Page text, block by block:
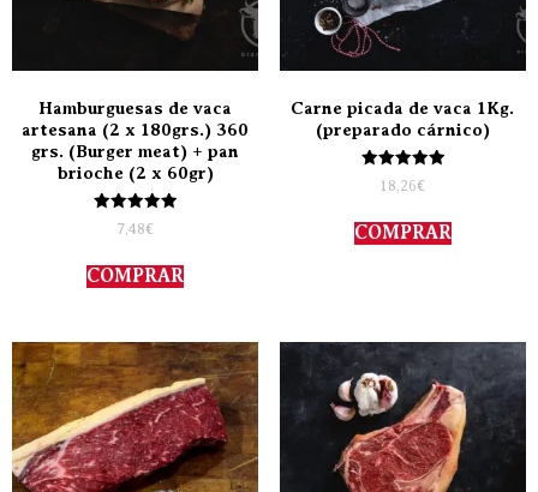
Hamburguesas de vaca
artesana (2 x 180grs.) 360
grs. (Burger meat) + pan
brioche (2 x 60gr)
Valorado
con
de 5
7,48€
COMPRAR
Carne picada de vaca 1Kg.
(preparado cárnico)
Valorado
con
de 5
18,26€
COMPRAR